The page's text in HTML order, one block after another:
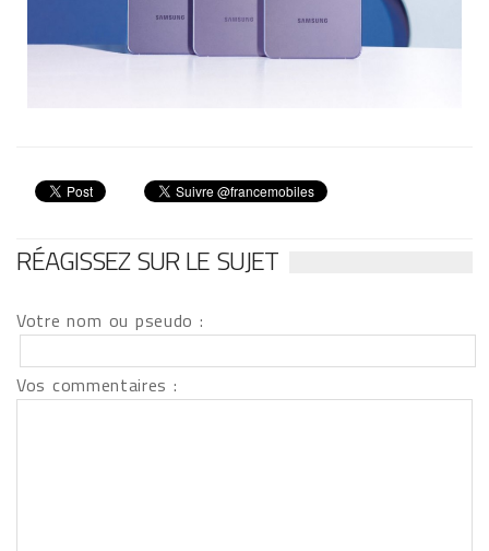
RÉAGISSEZ SUR LE SUJET
Votre nom ou pseudo :
Vos commentaires :